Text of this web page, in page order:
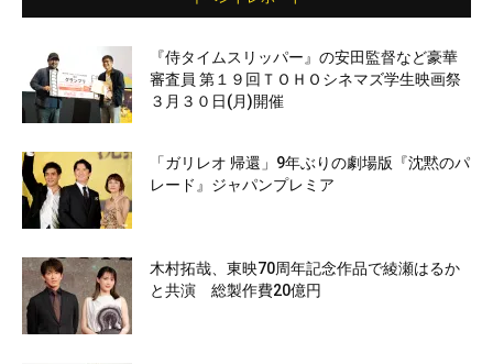
『侍タイムスリッパー』の安田監督など豪華
審査員 第１９回ＴＯＨＯシネマズ学生映画祭
３月３０日(月)開催
「ガリレオ 帰還」9年ぶりの劇場版『沈黙のパ
レード』ジャパンプレミア
木村拓哉、東映70周年記念作品で綾瀬はるか
と共演 総製作費20億円